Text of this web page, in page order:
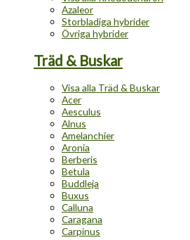
Azaleor
Storbladiga hybrider
Övriga hybrider
Träd & Buskar
Visa alla Träd & Buskar
Acer
Aesculus
Alnus
Amelanchier
Aronia
Berberis
Betula
Buddleja
Buxus
Calluna
Caragana
Carpinus